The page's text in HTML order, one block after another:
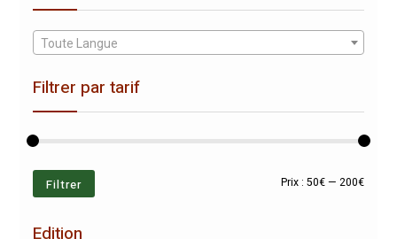
Toute Langue
Filtrer par tarif
Prix
Prix
Filtrer Prix :50€ — 200€
Edition